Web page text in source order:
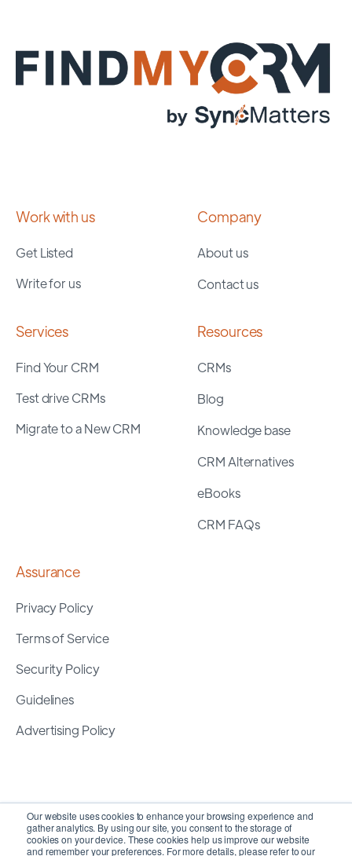
Our website uses cookies to enhance your browsing experience and
gather analytics. By using our site, you consent to the storage of
cookies on your device. These cookies help us improve our website
and remember your preferences. For more details, please refer to our
Work with us
Get Listed
Write for us
Company
About us
Contact us
Services
Find Your CRM
Test drive CRMs
Migrate to a New CRM
Resources
CRMs
Blog
Knowledge base
CRM Alternatives
eBooks
CRM FAQs
Assurance
Privacy Policy
Terms of Service
Security Policy
Guidelines
Advertising Policy